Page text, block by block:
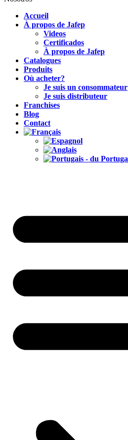
Accueil
À propos de Jafep
Videos
Certificados
À propos de Jafep
Catalogues
Produits
Où acheter?
Je suis un consommateur
Je suis distributeur
Franchises
Blog
Contact